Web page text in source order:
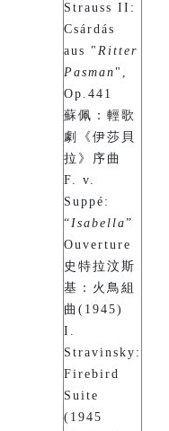
Strauss II:
Csárdás
aus " Ritter
Pasman ",
Op.441
蘇佩：輕歌
劇《伊莎貝
拉》序曲
F. v.
Suppé:
“Isabella”
Ouverture
史特拉汶斯
基：火鳥組
曲(1945)
I.
Stravinsky:
Firebird
Suite
(1945